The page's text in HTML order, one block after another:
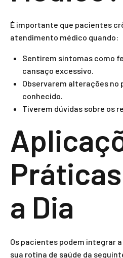
É importante que pacientes
atendimento médico quando:
Sentirem sintomas como
cansaço excessivo.
Observarem alterações no
conhecido.
Tiverem dúvidas sobre os
a Dia
Os pacientes podem integrar
sua rotina de saúde da